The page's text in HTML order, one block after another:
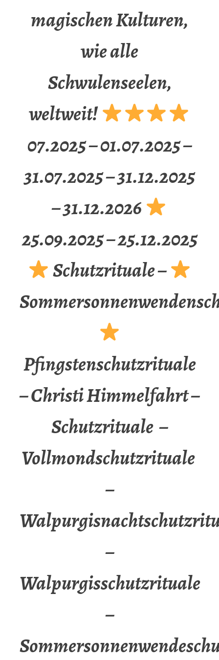
magischen Kulturen,
wie alle
Schwulenseelen,
weltweit!
07.2025 – 01.07.2025 –
31.07.2025 – 31.12.2025
– 31.12.2026
25.09.2025 – 25.12.2025
Schutzrituale –
Pfingstenschutzrituale
– Christi Himmelfahrt –
Schutzrituale –
Vollmondschutzrituale
–
–
Walpurgisschutzrituale
–